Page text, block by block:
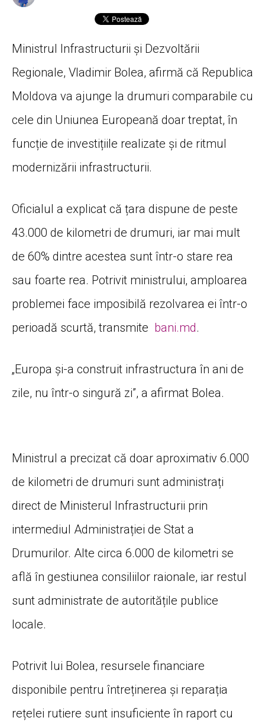
Ministrul Infrastructurii și Dezvoltării
Regionale, Vladimir Bolea, afirmă că Republica
Moldova va ajunge la drumuri comparabile cu
cele din Uniunea Europeană doar treptat, în
funcție de investițiile realizate și de ritmul
modernizării infrastructurii.
Oficialul a explicat că țara dispune de peste
43.000 de kilometri de drumuri, iar mai mult
de 60% dintre acestea sunt într-o stare rea
sau foarte rea. Potrivit ministrului, amploarea
problemei face imposibilă rezolvarea ei într-o
perioadă scurtă, transmite bani.md.
„Europa și-a construit infrastructura în ani de
zile, nu într-o singură zi”, a afirmat Bolea.
Ministrul a precizat că doar aproximativ 6.000
de kilometri de drumuri sunt administrați
direct de Ministerul Infrastructurii prin
intermediul Administrației de Stat a
Drumurilor. Alte circa 6.000 de kilometri se
află în gestiunea consiliilor raionale, iar restul
sunt administrate de autoritățile publice
locale.
Potrivit lui Bolea, resursele financiare
disponibile pentru întreținerea și reparația
rețelei rutiere sunt insuficiente în raport cu